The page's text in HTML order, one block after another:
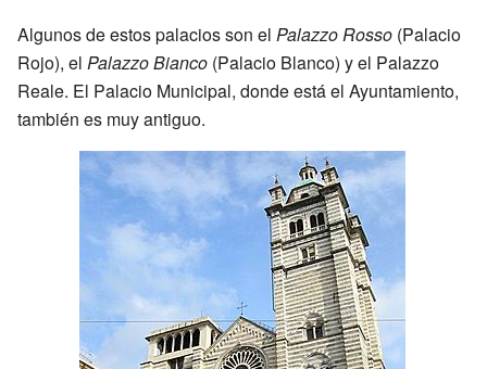
Algunos de estos palacios son el Palazzo Rosso (Palacio
Rojo), el Palazzo Bianco (Palacio Blanco) y el Palazzo
Reale. El Palacio Municipal, donde está el Ayuntamiento,
también es muy antiguo.